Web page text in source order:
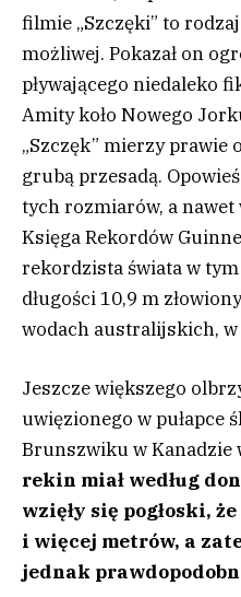
filmie „Szczęki” to
możliwej. Pokazał on
pływającego niedaleko
Amity koło Nowego
„Szczęk” mierzy prawie
grubą przesadą.
tych rozmiarów, a
Księga Rekordów
rekordzista świata w
długości 10,9 m
wodach australijskich,
Jeszcze większego
uwięzionego w pułapce
Brunszwiku w Kanadzie
rekin miał według
wzięły się pogłoski,
i więcej metrów, a
jednak